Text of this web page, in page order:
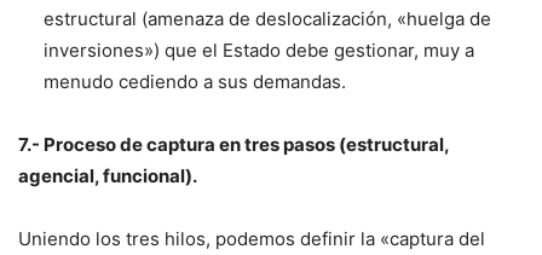
estructural (amenaza de deslocalización, «huelga de
inversiones») que el Estado debe gestionar, muy a
menudo cediendo a sus demandas.
7.- Proceso de captura en tres pasos (estructural,
agencial, funcional).
Uniendo los tres hilos, podemos definir la «captura del